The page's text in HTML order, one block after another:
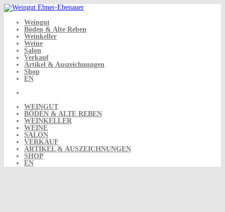
Skip
to
content Weingut
Böden & Alte Reben
Weinkeller
Weine
Salon
Verkauf
Artikel & Auszeichnungen
Shop
EN
WEINGUT
BÖDEN & ALTE REBEN
WEINKELLER
WEINE
SALON
VERKAUF
ARTIKEL & AUSZEICHNUNGEN
SHOP
EN